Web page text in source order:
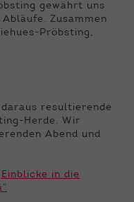
gewährt uns
Zusammen
Pröbsting,
resultierende
Herde. Wir
Abend und
in die
speichern
externe